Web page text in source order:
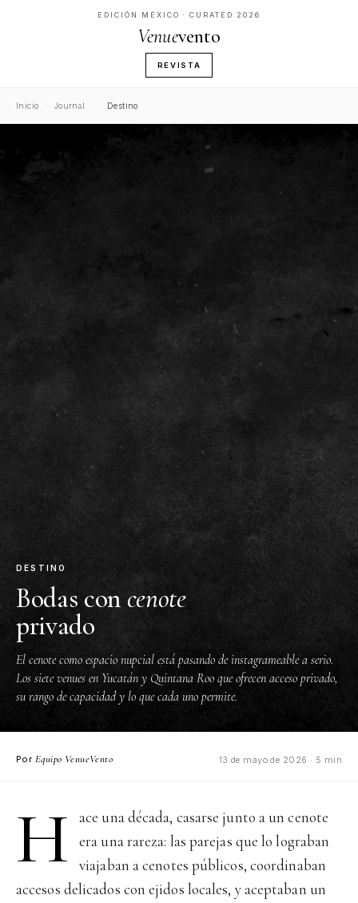
EDICIÓN MÉXICO · CURATED 2026
Venuevento
REVISTA
Inicio · Journal · Destino
DESTINO
Bodas con cenote
privado
El cenote como espacio nupcial está pasando de instagrameable a serio.
Los siete venues en Yucatán y Quintana Roo que ofrecen acceso privado,
su rango de capacidad y lo que cada uno permite.
Por Equipo VenueVento 13 de mayo de 2026 · 5 min
H
ace una década, casarse junto a un cenote
era una rareza: las parejas que lo lograban
viajaban a cenotes públicos, coordinaban
accesos delicados con ejidos locales, y aceptaban un